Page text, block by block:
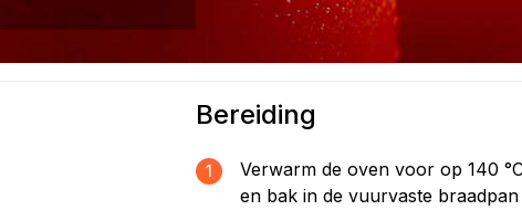
Bereiding
1
Verwarm de oven voor op 140
en bak in de vuurvaste